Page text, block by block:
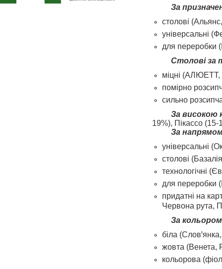
За
столові
універсальні
для переробки
Столові за
міцні (АЛЮЕТТ,
помірно
сильно
За високою
19%), Пікассо (15-
За
універсальні
столові
технологічні
для переробки
придатні на
Червона рута,
За
біла
жовта (Венета,
кольорова